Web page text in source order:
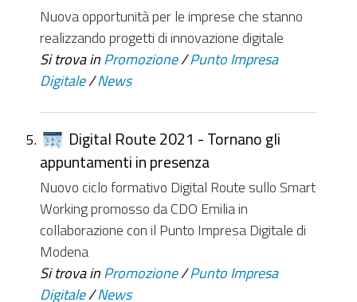
Nuova opportunità per le imprese che stanno
realizzando progetti di innovazione digitale
Si trova in Promozione /Punto Impresa
Digitale /News
Digital Route 2021 - Tornano gli
appuntamenti in presenza
Nuovo ciclo formativo Digital Route sullo Smart
Working promosso da CDO Emilia in
collaborazione con il Punto Impresa Digitale di
Modena
Si trova in Promozione /Punto Impresa
Digitale /News